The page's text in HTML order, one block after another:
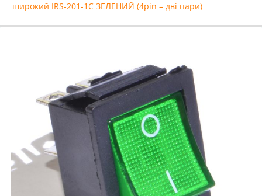
широкий IRS-201-1C ЗЕЛЕНИЙ (4pin – дві пари)